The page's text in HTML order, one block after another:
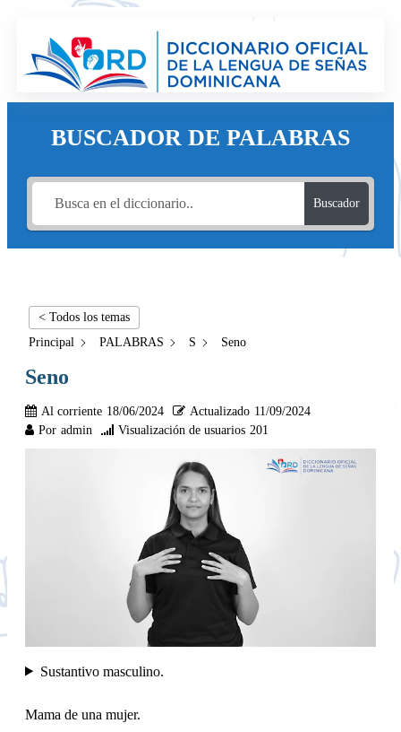
BUSCADOR DE PALABRAS
Buscador
< Todos los temas
Principal
PALABRAS S Seno
Seno
Al corriente 18/06/2024 Actualizado 11/09/2024
Por admin Visualización de usuarios 201
Sustantivo masculino.
Mama de una mujer.